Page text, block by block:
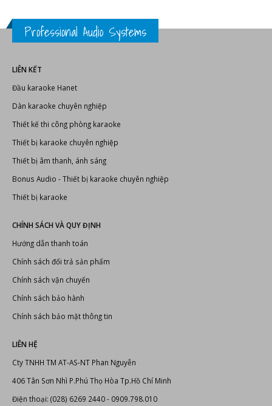
Professional Audio Systems
LIÊN KẾT
Đầu karaoke Hanet
Dàn karaoke chuyên nghiệp
Thiết kế thi công phòng karaoke
Thiết bị karaoke chuyên nghiệp
Thiết bị âm thanh, ánh sáng
Bonus Audio -Thiết bị karaoke chuyên nghiệp
Thiết bị karaoke
CHÍNH SÁCH VÀ QUY ĐỊNH
Hướng dẫn thanh toán
Chính sách đổi trả sản phẩm
Chính sách vận chuyển
Chính sách bảo hành
Chính sách bảo mật thông tin
LIÊN HỆ
Cty TNHH TM AT-AS-NT Phan Nguyễn
406 Tân Sơn Nhì P.Phú Thọ Hòa Tp.Hồ Chí Minh
Điện thoại: (028) 6269 2440 - 0909.798.010